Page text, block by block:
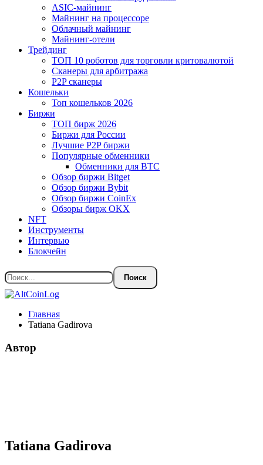
ASIC-майнинг
Майнинг на процессоре
Облачный майнинг
Майнинг-отели
Трейдинг
ТОП 10 роботов для торговли критовалютой
Сканеры для арбитража
P2P сканеры
Кошельки
Топ кошельков 2026
Биржи
ТОП бирж 2026
Биржи для России
Лучшие P2P биржи
Популярные обменники
Обменники для BTC
Обзор биржи Bitget
Обзор биржи Bybit
Обзор биржи CoinEx
Обзоры бирж OKX
NFT
Инструменты
Интервью
Блокчейн
Главная
Tatiana Gadirova
Автор
Tatiana Gadirova